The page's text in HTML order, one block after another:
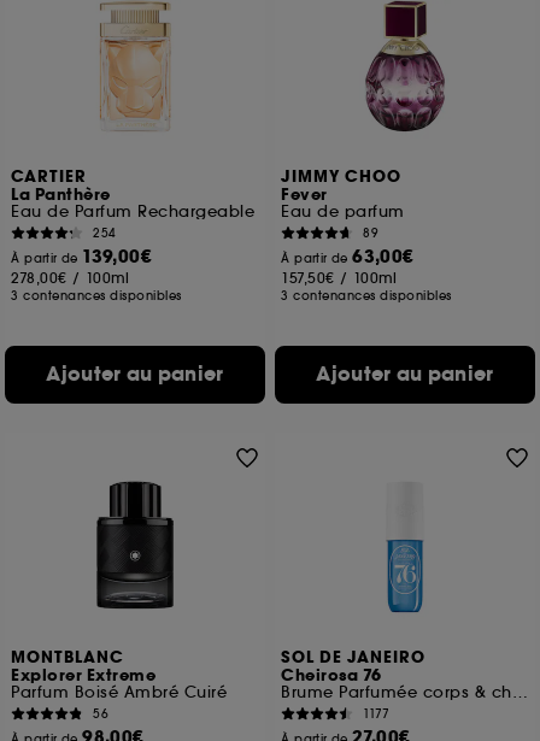
CARTIER
La Panthère
Eau de Parfum Rechargeable
254
À partir de 139,00€
278,00€ / 100ml
3 contenances disponibles
Ajouter au panier
JIMMY CHOO
Fever
Eau de parfum
89
À partir de63,00€
157,50€ / 100ml
3 contenances disponibles
Ajouter au panier
MONTBLANC
Explorer Extreme
Parfum Boisé Ambré Cuiré
56
SOL DE JANEIRO
Cheirosa 76
Brume Parfumée corps & cheveux
1177